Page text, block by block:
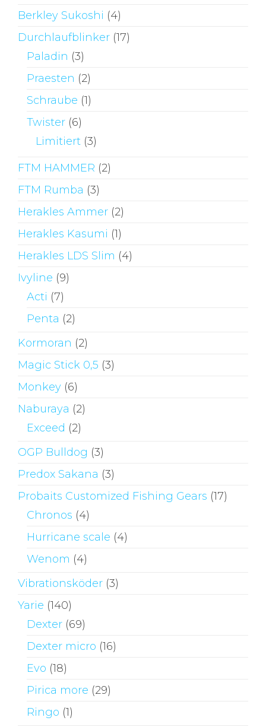
Berkley Sukoshi (4)
Durchlaufblinker (17)
Paladin (3)
Praesten (2)
Schraube (1)
Twister (6)
Limitiert (3)
FTM HAMMER (2)
FTM Rumba (3)
Herakles Ammer (2)
Herakles Kasumi (1)
Herakles LDS Slim (4)
Ivyline (9)
Acti (7)
Penta (2)
Kormoran (2)
Magic Stick 0,5 (3)
Monkey (6)
Naburaya (2)
Exceed (2)
OGP Bulldog (3)
Predox Sakana (3)
Probaits Customized Fishing Gears (17)
Chronos (4)
Hurricane scale (4)
Wenom (4)
Vibrationsköder (3)
Yarie (140)
Dexter (69)
Dexter micro (16)
Evo (18)
Pirica more (29)
Ringo (1)